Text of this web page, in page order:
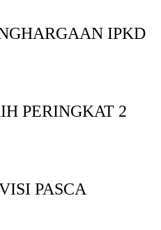
IPKD
PERINGKAT 2
PASCA